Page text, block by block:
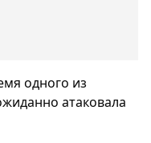
одного из
атаковала